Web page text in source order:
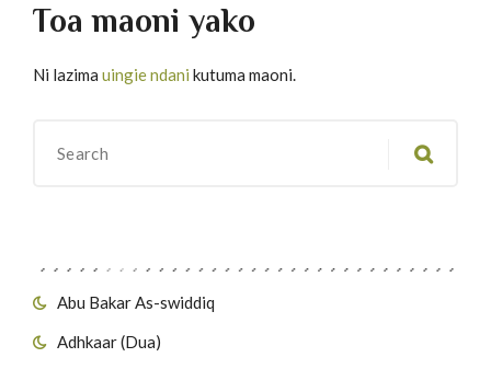
Abu Bakar As-swiddiq
Adhkaar (Dua)
Toa maoni yako
Ni lazima uingie ndani kutuma maoni.